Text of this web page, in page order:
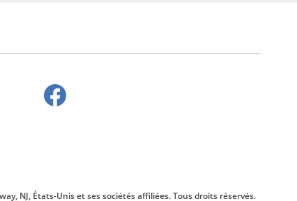
NJ, États-Unis et ses sociétés affiliées. Tous droits réservés.